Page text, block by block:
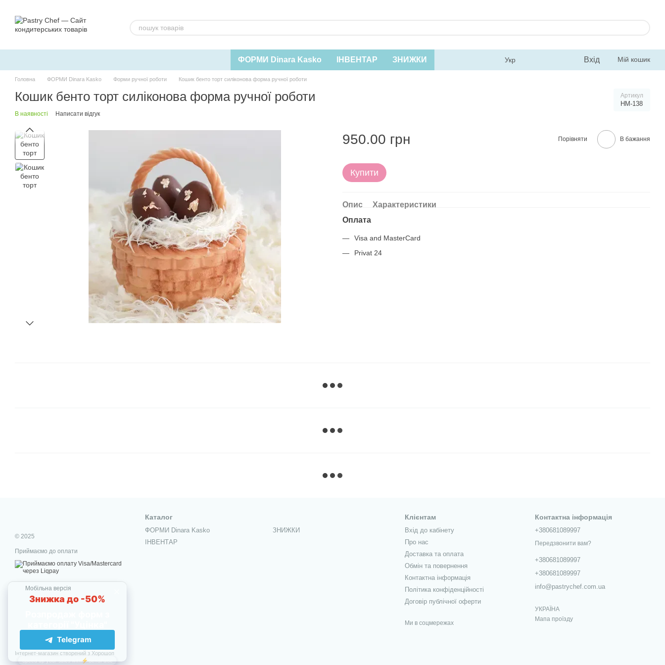
ФОРМИ Dinara Kasko ІНВЕНТАР ЗНИЖКИ Укр Вхід Мій кошик
Головна ФОРМИ Dinara Kasko Форми ручної роботи Кошик бенто торт силіконова форма ручної роботи
Кошик бенто торт силіконова форма ручної роботи Артикул
HM-138
В наявності Написати відгук
950.00 грн Порівняти В бажання
Купити
Опис
Характеристики
Оплата
Visa and MasterCard
Privat 24
© 2025
Приймаємо до оплати
Мобільна версія
Інтернет-магазин створений з Хорошоп
Каталог
ФОРМИ Dinara Kasko
ІНВЕНТАР
ЗНИЖКИ
Клієнтам
Вхід до кабінету
Про нас
Доставка та оплата
Обмін та повернення
Контактна інформація
Політика конфіденційності
Договір публічної оферти
Ми в соцмережах
Контактна інформація
+380681089997
Передзвонити вам?
+380681089997
+380681089997
info@pastrychef.com.ua
УКРАЇНА
Мапа проїзду